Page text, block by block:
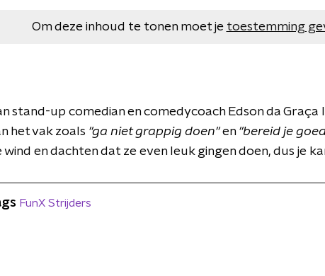
Om deze inhoud te tonen moet je toestemming
stand-up comedian en comedycoach Edson da
het vak zoals "ga niet grappig doen"en "bereid je
wind en dachten dat ze even leuk gingen doen, dus je
FunX Strijders